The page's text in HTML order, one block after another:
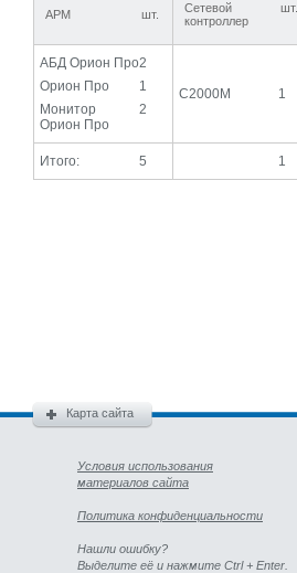
АРМ шт.
Сетевой
контроллер
шт.
АБД Орион Про2
Орион Про
1
Монитор
Орион Про
2
С2000М 1
Итого: 5 1
Карта сайта
Условия использования
материалов сайта
Политика конфиденциальности
Нашли ошибку?
Выделите её и нажмите Ctrl + Enter.